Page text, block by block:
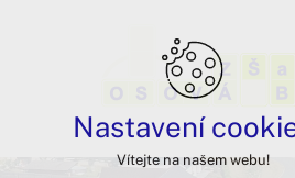
Nastavení
Vítejte na našem webu!